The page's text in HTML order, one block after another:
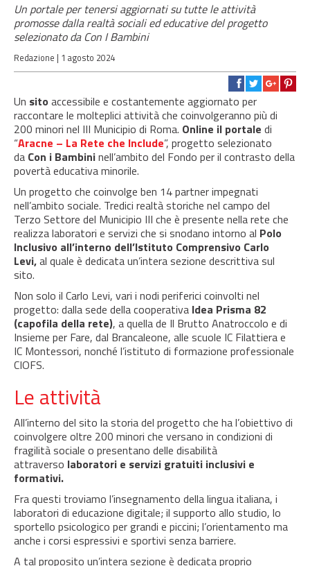
Un portale per tenersi aggiornati su tutte le attività
promosse dalla realtà sociali ed educative del progetto
selezionato da Con I Bambini
Redazione | 1 agosto 2024
Un sito accessibile e costantemente aggiornato per
raccontare le molteplici attività che coinvolgeranno più di
200 minori nel III Municipio di Roma. Online il portale di
“Aracne – La Rete che Include”, progetto selezionato
da Con i Bambininell’ambito del Fondo per il contrasto della
povertà educativa minorile.
Un progetto che coinvolge ben 14 partner impegnati
nell’ambito sociale. Tredici realtà storiche nel campo del
Terzo Settore del Municipio III che è presente nella rete che
realizza laboratori e servizi che si snodano intorno al Polo
Inclusivo all’interno dell’Istituto Comprensivo Carlo
Levi,al quale è dedicata un’intera sezione descrittiva sul
sito.
Non solo il Carlo Levi, vari i nodi periferici coinvolti nel
progetto: dalla sede della cooperativa Idea Prisma 82
(capofila della rete), a quella de Il Brutto Anatroccolo e di
Insieme per Fare, dal Brancaleone, alle scuole IC Filattiera e
IC Montessori, nonché l’istituto di formazione professionale
CIOFS.
Le attività
All’interno del sito la storia del progetto che ha l’obiettivo di
coinvolgere oltre 200 minori che versano in condizioni di
fragilità sociale o presentano delle disabilità
attraverso laboratori e servizi gratuiti inclusivi e
formativi.
Fra questi troviamo l’insegnamento della lingua italiana, i
laboratori di educazione digitale; il supporto allo studio, lo
sportello psicologico per grandi e piccini; l’orientamento ma
anche i corsi espressivi e sportivi senza barriere.
A tal proposito un’intera sezione è dedicata proprio